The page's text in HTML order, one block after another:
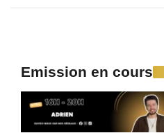
Emission en cours